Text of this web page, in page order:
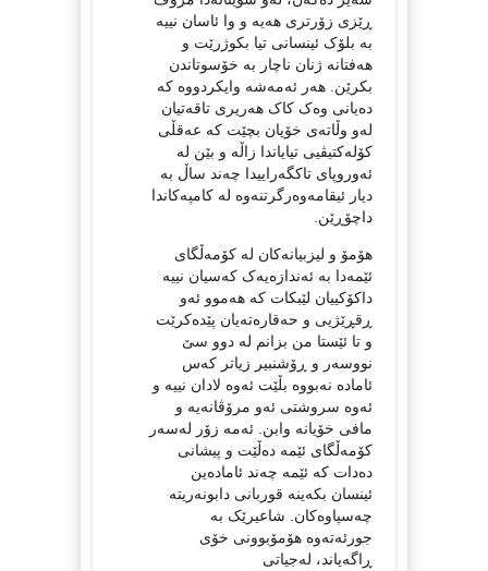
ڕێزی زۆرتری هەیە و وا ئاسان نییە
بە بلۆک ئینسانی تیا بکوژرێت و
هەفتانە ژنان ناچار بە خۆسوتاندن
بکرێن. هەر ئەمەشە وایکردووە کە
دەیانی وەک کاک هەریری تاقەتیان
لەو وڵاتەی خۆیان بچێت کە عەقڵی
کۆلەکتیڤیی تیایاندا زاڵە و بێن لە
ئەوروپای تاکگەراییدا چەند ساڵ بە
دیار ئیقامەوەرگرتنەوە لە کامپەکاندا
داچۆڕێن.
هۆمۆ و لیزبیانەکان لە کۆمەڵگای
ئێمەدا بە ئەندازەیەک کەسیان نییە
داکۆکییان لێبکات کە هەموو ئەو
ڕقڕێژیی و حەقارەتەیان پێدەکرێت
و تا ئێستا من بزانم لە دوو سێ
نووسەر و ڕۆشنبیر زیاتر کەس
ئامادە نەبووە بڵێت ئەوە لادان نییە و
ئەوە سروشتی ئەو مرۆڤانەیە و
مافی خۆیانە وابن. ئەمە زۆر لەسەر
کۆمەڵگای ئێمە دەڵێت و پیشانی
دەدات کە ئێمە چەند ئامادەین
ئینسان بکەینە قوربانی دابونەریتە
چەسپاوەکان. شاعیرێک بە
جورئەتەوە هۆمۆبوونی خۆی
ڕاگەیاند، لەجیاتی